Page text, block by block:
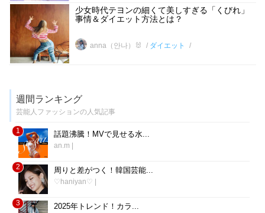
少女時代テヨンの細くて美しすぎる「くびれ」
事情＆ダイエット方法とは？
anna（안나）🐰 ダイエット
週間ランキング
芸能人ファッションの人気記事
1 話題沸騰！MVで見せる水...
an.m
2 周りと差がつく！韓国芸能...
♡haniyan♡
3 2025年トレンド！カラ...